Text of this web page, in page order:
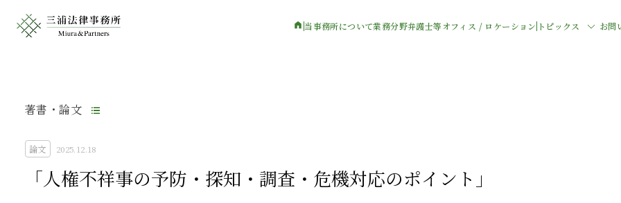
当事務所について業務分野弁護士等オフィス / ロケーション トピックス お問
著書・論文
論文 2025.12.18
「人権不祥事の予防・探知・調査・危機対応のポイント」